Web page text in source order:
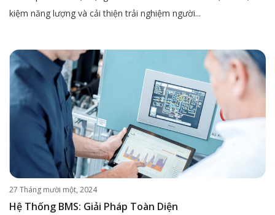
kiệm năng lượng và cải thiện trải nghiệm người...
27 Tháng mười một, 2024
Hệ Thống BMS: Giải Pháp Toàn Diện